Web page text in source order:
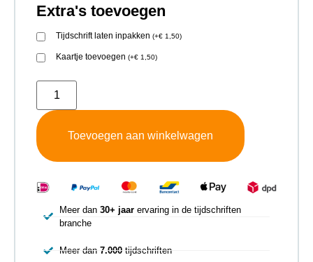
Extra's toevoegen
Tijdschrift laten inpakken (+€ 1,50)
Kaartje toevoegen (+€ 1,50)
Toevoegen aan winkelwagen
Meer dan 30+ jaarervaring in de tijdschriften
branche
Meer dan 7.000tijdschriften